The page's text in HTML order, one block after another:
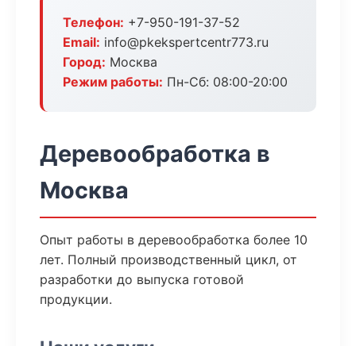
Телефон: +7-950-191-37-52
Email: info@pkekspertcentr773.ru
Город: Москва
Режим работы: Пн-Сб: 08:00-20:00
Деревообработка в
Москва
Опыт работы в деревообработка более 10
лет. Полный производственный цикл, от
разработки до выпуска готовой
продукции.